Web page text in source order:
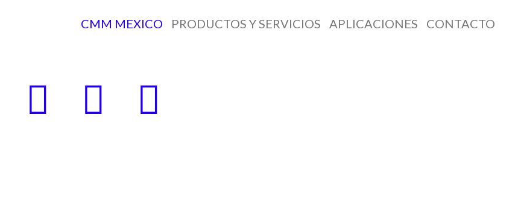
CMM MEXICO PRODUCTOS Y SERVICIOS APLICACIONES CONTACTO